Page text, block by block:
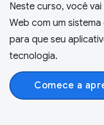
Neste curso, você
Web com um
para que seu
tecnologia.
Comece a